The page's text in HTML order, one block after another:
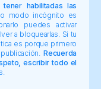
habilitadas las
modo incógnito es
puedes activar
a bloquearlas. Si tu
es porque primero
Recuerda
escribir todo el